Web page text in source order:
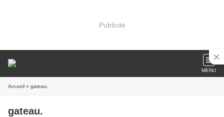
Publicité
MENU
Accueil » gateau.
gateau.